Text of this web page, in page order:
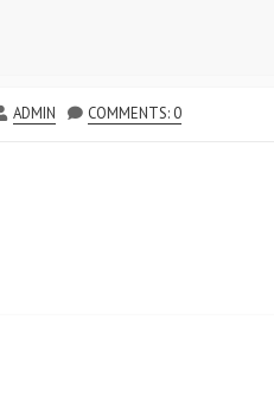
AUTHOR
ADMIN COMMENTS: 0